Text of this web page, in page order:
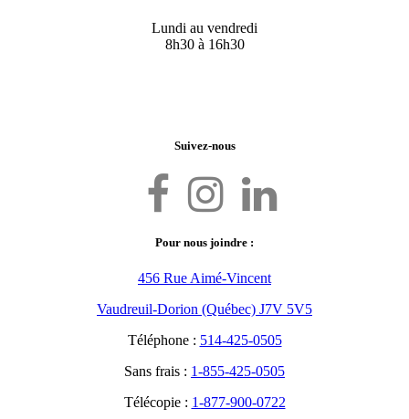
Lundi au vendredi
8h30 à 16h30
Suivez-nous
Pour nous joindre :
456 Rue Aimé-Vincent
Vaudreuil-Dorion (Québec) J7V 5V5
Téléphone : 514-425-0505
Sans frais : 1-855-425-0505
Télécopie : 1-877-900-0722